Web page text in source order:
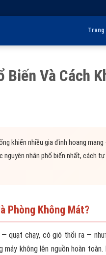
Trang
Biến Và Cách
khiến nhiều gia đình hoang
nhân phổ biến nhất, cách
Phòng Không Mát?
quạt chạy, có gió thổi ra —
không lên nguồn hoàn toàn.